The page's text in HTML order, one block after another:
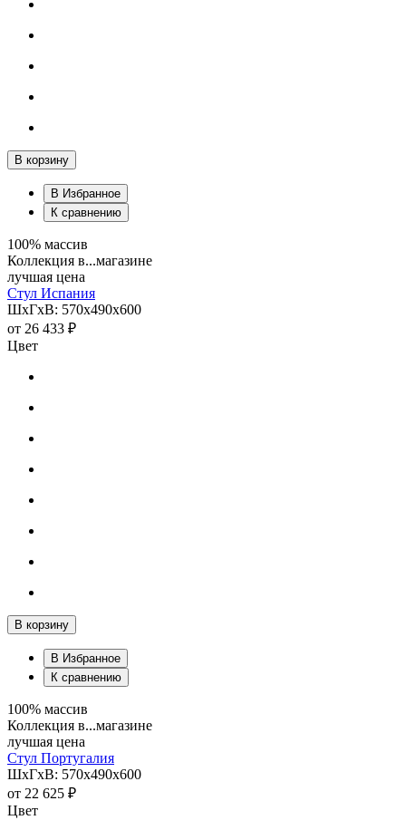
В корзину
В Избранное
К сравнению
100% массив
Коллекция в...магазине
лучшая цена
Стул Испания
ШхГхВ: 570х490х600
от 26 433 ₽
Цвет
В корзину
В Избранное
К сравнению
100% массив
Коллекция в...магазине
лучшая цена
Стул Португалия
ШхГхВ: 570х490х600
от 22 625 ₽
Цвет